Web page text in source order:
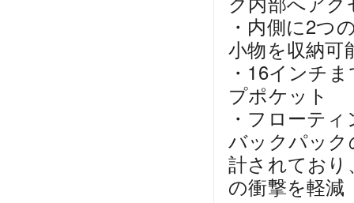
・内側に2つ
小物を収納可
・16インチ
プポケット
・フローテ
バックパック
計されてお
の衝撃を軽減